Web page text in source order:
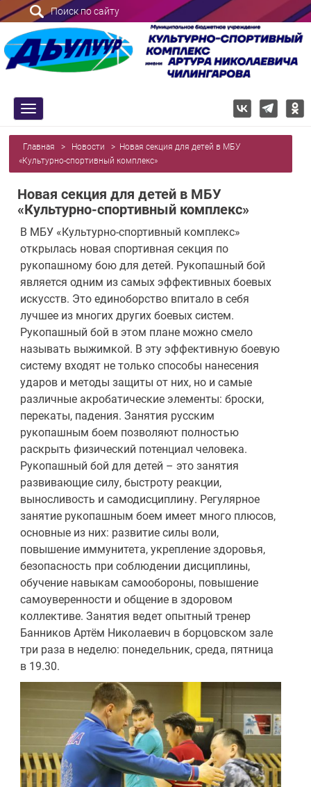
Поиск по сайту
trk
Главная > Новости > Новая секция для детей в МБУ
«Культурно-спортивный комплекс»
Новая секция для детей в МБУ
«Культурно-спортивный комплекс»
В МБУ «Культурно-спортивный комплекс»
открылась новая спортивная секция по
рукопашному бою для детей. Рукопашный бой
является одним из самых эффективных боевых
искусств. Это единоборство впитало в себя
лучшее из многих других боевых систем.
Рукопашный бой в этом плане можно смело
называть выжимкой. В эту эффективную боевую
систему входят не только способы нанесения
ударов и методы защиты от них, но и самые
различные акробатические элементы: броски,
перекаты, падения. Занятия русским
рукопашным боем позволяют полностью
раскрыть физический потенциал человека.
Рукопашный бой для детей – это занятия
развивающие силу, быстроту реакции,
выносливость и самодисциплину. Регулярное
занятие рукопашным боем имеет много плюсов,
основные из них: развитие силы воли,
повышение иммунитета, укрепление здоровья,
безопасность при соблюдении дисциплины,
обучение навыкам самообороны, повышение
самоуверенности и общение в здоровом
коллективе. Занятия ведет опытный тренер
Банников Артём Николаевич в борцовском зале
три раза в неделю: понедельник, среда, пятница
в 19.30.